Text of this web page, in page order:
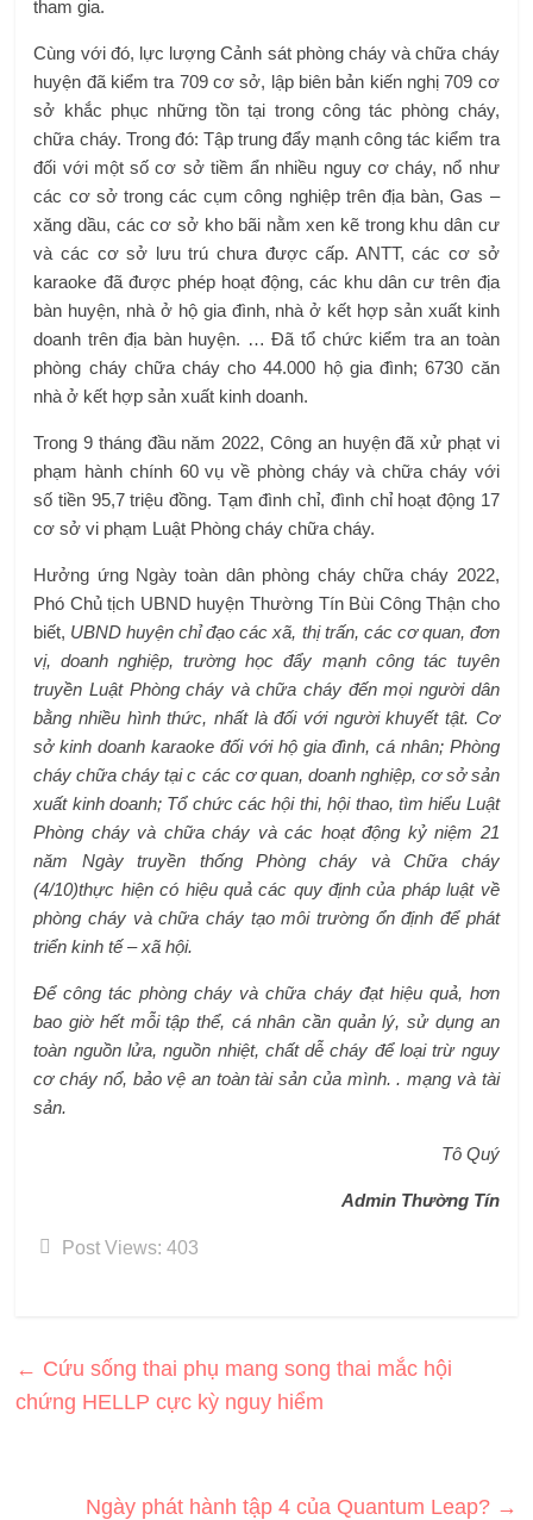
tham gia.
Cùng với đó, lực lượng Cảnh sát phòng cháy và chữa cháy
huyện đã kiểm tra 709 cơ sở, lập biên bản kiến ​​nghị 709 cơ
sở khắc phục những tồn tại trong công tác phòng cháy,
chữa cháy. Trong đó: Tập trung đẩy mạnh công tác kiểm tra
đối với một số cơ sở tiềm ẩn nhiều nguy cơ cháy, nổ như
các cơ sở trong các cụm công nghiệp trên địa bàn, Gas –
xăng dầu, các cơ sở kho bãi nằm xen kẽ trong khu dân cư
và các cơ sở lưu trú chưa được cấp. ANTT, các cơ sở
karaoke đã được phép hoạt động, các khu dân cư trên địa
bàn huyện, nhà ở hộ gia đình, nhà ở kết hợp sản xuất kinh
doanh trên địa bàn huyện. … Đã tổ chức kiểm tra an toàn
phòng cháy chữa cháy cho 44.000 hộ gia đình; 6730 căn
nhà ở kết hợp sản xuất kinh doanh.
Trong 9 tháng đầu năm 2022, Công an huyện đã xử phạt vi
phạm hành chính 60 vụ về phòng cháy và chữa cháy với
số tiền 95,7 triệu đồng. Tạm đình chỉ, đình chỉ hoạt động 17
cơ sở vi phạm Luật Phòng cháy chữa cháy.
Hưởng ứng Ngày toàn dân phòng cháy chữa cháy 2022,
Phó Chủ tịch UBND huyện Thường Tín Bùi Công Thận cho
biết, UBND huyện chỉ đạo các xã, thị trấn, các cơ quan, đơn
vị, doanh nghiệp, trường học đẩy mạnh công tác tuyên
truyền Luật Phòng cháy và chữa cháy đến mọi người dân
bằng nhiều hình thức, nhất là đối với người khuyết tật. Cơ
sở kinh doanh karaoke đối với hộ gia đình, cá nhân; Phòng
cháy chữa cháy tại c các cơ quan, doanh nghiệp, cơ sở sản
xuất kinh doanh; Tổ chức các hội thi, hội thao, tìm hiểu Luật
Phòng cháy và chữa cháy và các hoạt động kỷ niệm 21
năm Ngày truyền thống Phòng cháy và Chữa cháy
(4/10)thực hiện có hiệu quả các quy định của pháp luật về
phòng cháy và chữa cháy tạo môi trường ổn định để phát
triển kinh tế – xã hội.
Để công tác phòng cháy và chữa cháy đạt hiệu quả, hơn
bao giờ hết mỗi tập thể, cá nhân cần quản lý, sử dụng an
toàn nguồn lửa, nguồn nhiệt, chất dễ cháy để loại trừ nguy
cơ cháy nổ, bảo vệ an toàn tài sản của mình. . mạng và tài
sản.
Tô Quý
Admin Thường Tín
Post Views: 403
← Cứu sống thai phụ mang song thai mắc hội
chứng HELLP cực kỳ nguy hiểm
Ngày phát hành tập 4 của Quantum Leap? →